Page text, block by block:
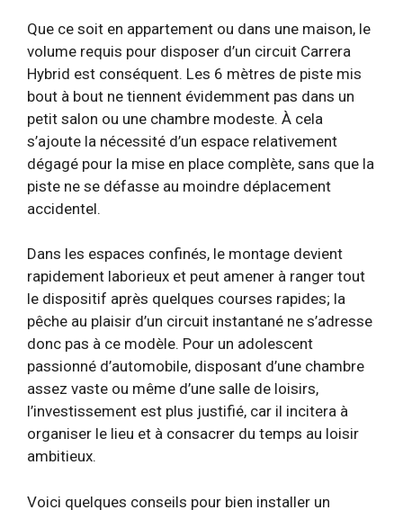
Que ce soit en appartement ou dans une maison, le
volume requis pour disposer d’un circuit Carrera
Hybrid est conséquent. Les 6 mètres de piste mis
bout à bout ne tiennent évidemment pas dans un
petit salon ou une chambre modeste. À cela
s’ajoute la nécessité d’un espace relativement
dégagé pour la mise en place complète, sans que la
piste ne se défasse au moindre déplacement
accidentel.
Dans les espaces confinés, le montage devient
rapidement laborieux et peut amener à ranger tout
le dispositif après quelques courses rapides; la
pêche au plaisir d’un circuit instantané ne s’adresse
donc pas à ce modèle. Pour un adolescent
passionné d’automobile, disposant d’une chambre
assez vaste ou même d’une salle de loisirs,
l’investissement est plus justifié, car il incitera à
organiser le lieu et à consacrer du temps au loisir
ambitieux.
Voici quelques conseils pour bien installer un